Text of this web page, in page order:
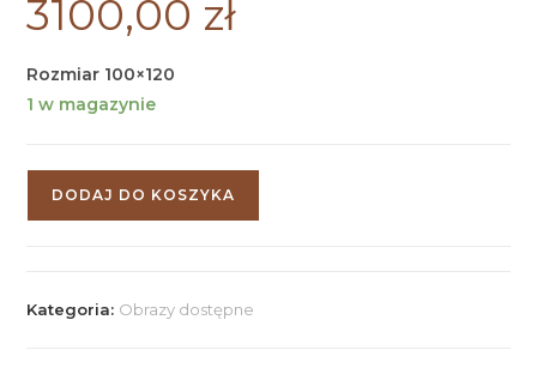
3100,00 zł
Rozmiar 100×120
1 w magazynie
DODAJ DO KOSZYKA
Kategoria: Obrazy dostępne